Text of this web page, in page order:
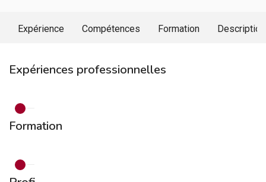
Expérience Compétences Formation Description
Expériences professionnelles
Formation